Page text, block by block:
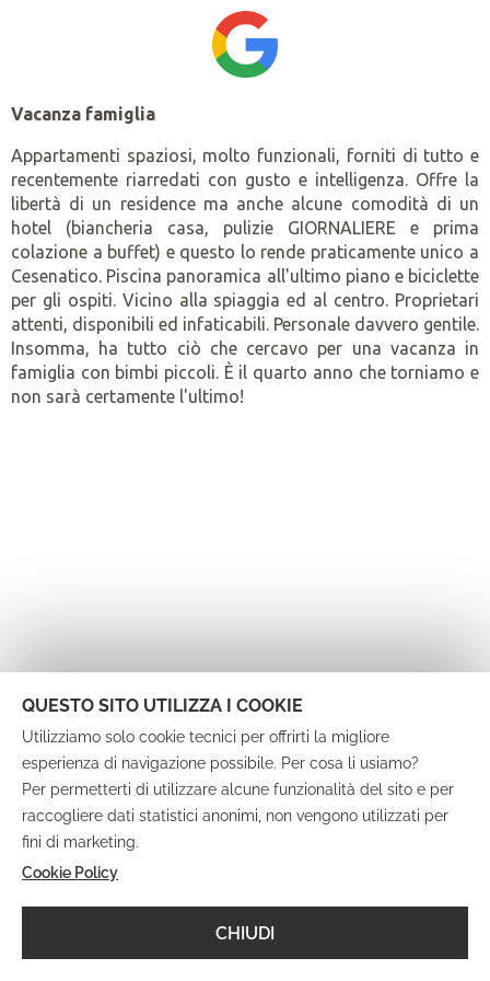
Vacanza famiglia
Appartamenti spaziosi, molto funzionali, forniti di tutto e
recentemente riarredati con gusto e intelligenza. Offre la
libertà di un residence ma anche alcune comodità di un
hotel (biancheria casa, pulizie GIORNALIERE e prima
colazione a buffet) e questo lo rende praticamente unico a
Cesenatico. Piscina panoramica all'ultimo piano e biciclette
per gli ospiti. Vicino alla spiaggia ed al centro. Proprietari
attenti, disponibili ed infaticabili. Personale davvero gentile.
Insomma, ha tutto ciò che cercavo per una vacanza in
famiglia con bimbi piccoli. È il quarto anno che torniamo e
non sarà certamente l'ultimo!
QUESTO SITO UTILIZZA I COOKIE
Utilizziamo solo cookie tecnici per offrirti la migliore
esperienza di navigazione possibile. Per cosa li usiamo?
Per permetterti di utilizzare alcune funzionalità del sito e per
raccogliere dati statistici anonimi, non vengono utilizzati per
fini di marketing.
Cookie Policy
CHIUDI